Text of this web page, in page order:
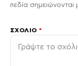
πεδία σημειώνονται
ΣΧΌΛΙΟ*